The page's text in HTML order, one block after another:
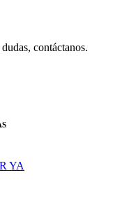
contáctanos.
YA